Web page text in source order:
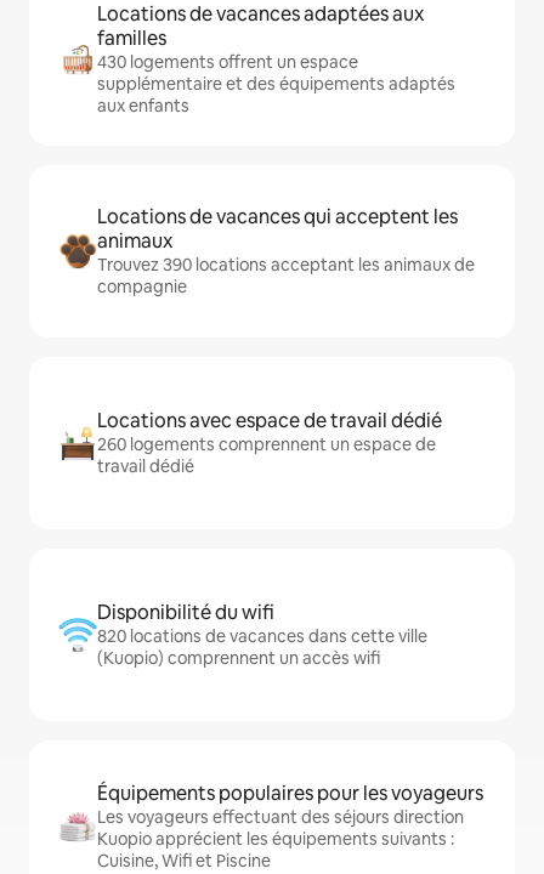
Locations de vacances adaptées aux
familles
430 logements offrent un espace
supplémentaire et des équipements adaptés
aux enfants
Locations de vacances qui acceptent les
animaux
Trouvez 390 locations acceptant les animaux de
compagnie
Locations avec espace de travail dédié
260 logements comprennent un espace de
travail dédié
Disponibilité du wifi
820 locations de vacances dans cette ville
(Kuopio) comprennent un accès wifi
Équipements populaires pour les voyageurs
Les voyageurs effectuant des séjours direction
Kuopio apprécient les équipements suivants :
Cuisine, Wifi et Piscine